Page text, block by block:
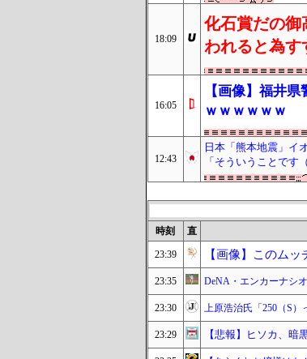
18:09
化石賞だの御
われると為
16:05
【画像】福井
ｗｗｗｗｗｗ
12:43
日本「熊本地震」イ
「そういうことで
時刻
直
23:39 【画像】このム
23:35 DeNA・エンカーナシ
23:30 上原浩治氏「250（S
23:29 【悲報】ヒソカ、暗